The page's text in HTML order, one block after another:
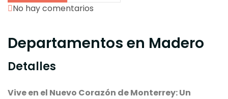
No hay comentarios
Departamentos en Madero
Detalles
Vive en el Nuevo Corazón de Monterrey: Un